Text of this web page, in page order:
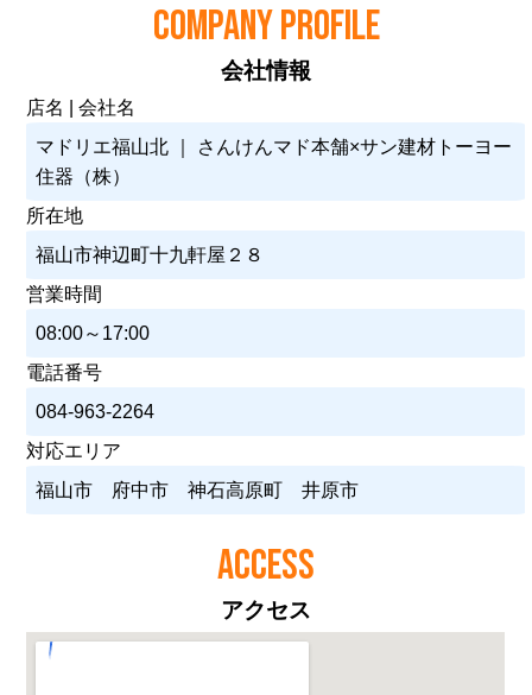
COMPANY PROFILE
会社情報
店名 | 会社名
マドリエ福山北 ｜ さんけんマド本舗×サン建材トーヨー
住器（株）
所在地
福山市神辺町十九軒屋２８
営業時間
08:00～17:00
電話番号
084-963-2264
対応エリア
福山市 府中市 神石高原町 井原市
ACCESS
アクセス